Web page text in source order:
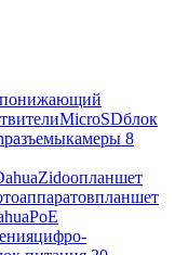
понижающий
MicroSDблок
разъемыкамеры 8
Zidooпланшет
планшет
PoE
цифро-